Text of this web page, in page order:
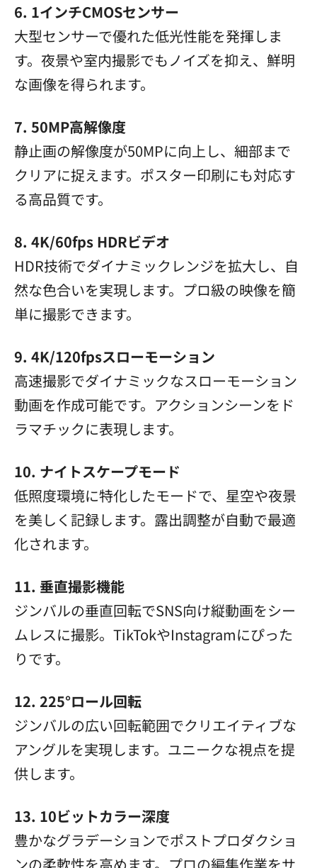
6. 1インチCMOSセンサー
大型センサーで優れた低光性能を発揮しま
す。夜景や室内撮影でもノイズを抑え、鮮明
な画像を得られます。
7. 50MP高解像度
静止画の解像度が50MPに向上し、細部まで
クリアに捉えます。ポスター印刷にも対応す
る高品質です。
8. 4K/60fps HDRビデオ
HDR技術でダイナミックレンジを拡大し、自
然な色合いを実現します。プロ級の映像を簡
単に撮影できます。
9. 4K/120fpsスローモーション
高速撮影でダイナミックなスローモーション
動画を作成可能です。アクションシーンをド
ラマチックに表現します。
10. ナイトスケープモード
低照度環境に特化したモードで、星空や夜景
を美しく記録します。露出調整が自動で最適
化されます。
11. 垂直撮影機能
ジンバルの垂直回転でSNS向け縦動画をシー
ムレスに撮影。TikTokやInstagramにぴった
りです。
12. 225°ロール回転
ジンバルの広い回転範囲でクリエイティブな
アングルを実現します。ユニークな視点を提
供します。
13. 10ビットカラー深度
豊かなグラデーションでポストプロダクショ